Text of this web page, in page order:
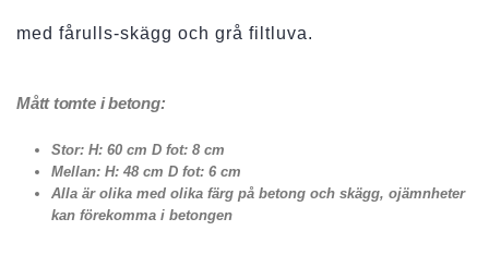
med fårulls-skägg och grå filtluva.
Mått tomte i betong:
Stor: H: 60 cm D fot: 8 cm
Mellan: H: 48 cm D fot: 6 cm
Alla är olika med olika färg på betong och skägg, ojämnheter
kan förekomma i betongen